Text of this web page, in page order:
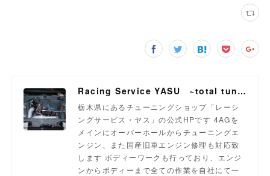
Racing Service YASU ~total tuning proshop~
栃木県にあるチューニングショップ「レーシ
ングサービス・ヤス」の公式HPです 4AGを
メインにオーバーホールからチューニングエ
ンジン、また国産旧車エンジン修理も対応致
します ボディーワークも行っており、エンジ
ンからボディーまで全ての作業を自社にて一